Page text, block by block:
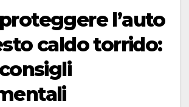
l’auto
caldo torrido: